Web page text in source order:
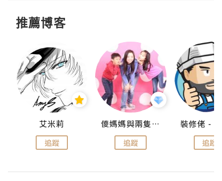
推薦博客
艾米莉
追蹤
儍媽媽與兩隻小魔怪之家
追蹤 追蹤